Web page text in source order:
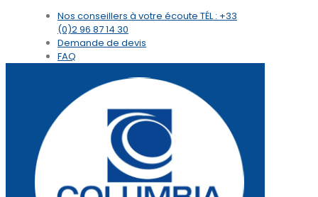
Nos conseillers à votre écoute TÉL : +33
(0)2 96 87 14 30
Demande de devis
FAQ